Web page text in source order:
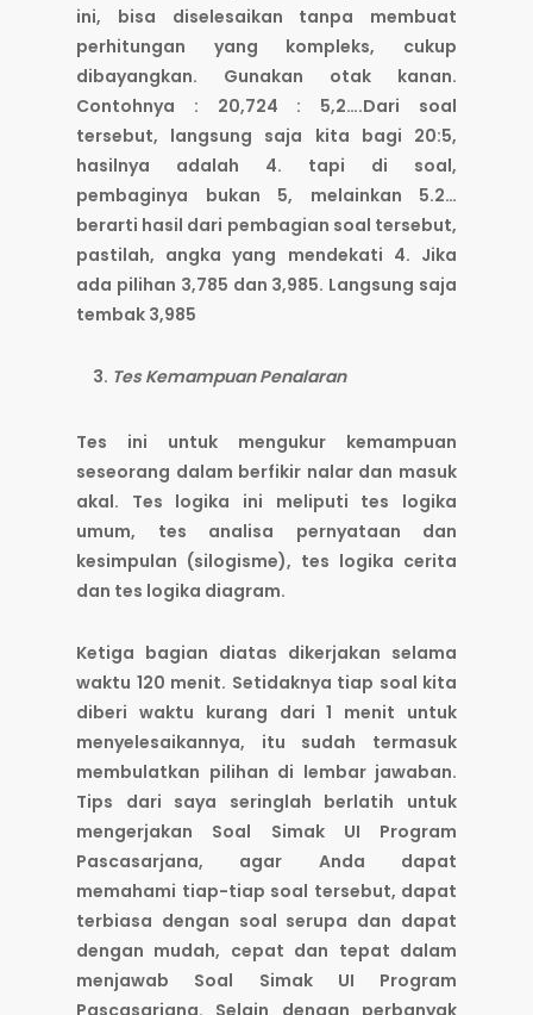
ini, bisa diselesaikan tanpa membuat
perhitungan yang kompleks, cukup
dibayangkan. Gunakan otak kanan.
Contohnya : 20,724 : 5,2….Dari soal
tersebut, langsung saja kita bagi 20:5,
hasilnya adalah 4. tapi di soal,
pembaginya bukan 5, melainkan 5.2…
berarti hasil dari pembagian soal tersebut,
pastilah, angka yang mendekati 4. Jika
ada pilihan 3,785 dan 3,985. Langsung saja
tembak 3,985
Tes Kemampuan Penalaran
Tes ini untuk mengukur kemampuan
seseorang dalam berfikir nalar dan masuk
akal. Tes logika ini meliputi tes logika
umum, tes analisa pernyataan dan
kesimpulan (silogisme), tes logika cerita
dan tes logika diagram.
Ketiga bagian diatas dikerjakan selama
waktu 120 menit. Setidaknya tiap soal kita
diberi waktu kurang dari 1 menit untuk
menyelesaikannya, itu sudah termasuk
membulatkan pilihan di lembar jawaban.
Tips dari saya seringlah berlatih untuk
mengerjakan Soal Simak UI Program
Pascasarjana, agar Anda dapat
memahami tiap-tiap soal tersebut, dapat
terbiasa dengan soal serupa dan dapat
dengan mudah, cepat dan tepat dalam
menjawab Soal Simak UI Program
Pascasarjana. Selain dengan perbanyak